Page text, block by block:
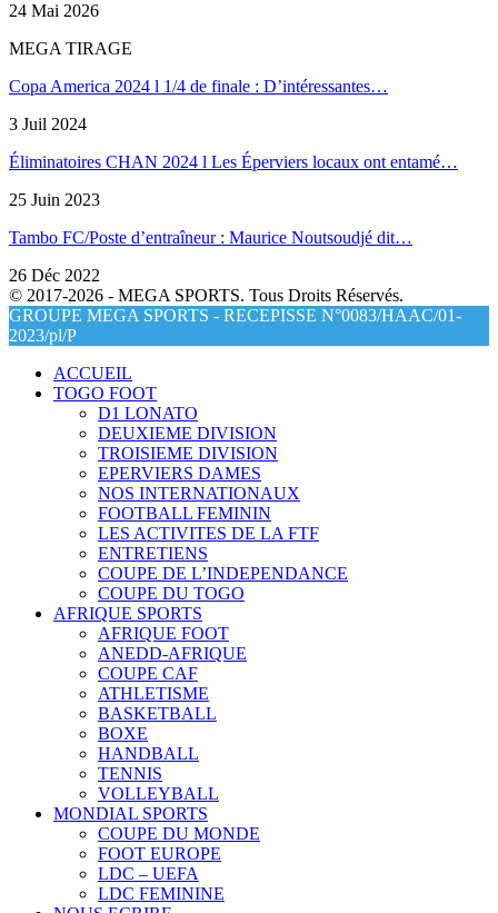
24 Mai 2026
MEGA TIRAGE
Copa America 2024 l 1/4 de finale : D’intéressantes…
3 Juil 2024
Éliminatoires CHAN 2024 l Les Éperviers locaux ont entamé…
25 Juin 2023
Tambo FC/Poste d’entraîneur : Maurice Noutsoudjé dit…
26 Déc 2022
© 2017-2026 - MEGA SPORTS. Tous Droits Réservés.
GROUPE MEGA SPORTS - RECEPISSE N°0083/HAAC/01-
2023/pl/P
ACCUEIL
TOGO FOOT
D1 LONATO
DEUXIEME DIVISION
TROISIEME DIVISION
EPERVIERS DAMES
NOS INTERNATIONAUX
FOOTBALL FEMININ
LES ACTIVITES DE LA FTF
ENTRETIENS
COUPE DE L’INDEPENDANCE
COUPE DU TOGO
AFRIQUE SPORTS
AFRIQUE FOOT
ANEDD-AFRIQUE
COUPE CAF
ATHLETISME
BASKETBALL
BOXE
HANDBALL
TENNIS
VOLLEYBALL
MONDIAL SPORTS
COUPE DU MONDE
FOOT EUROPE
LDC – UEFA
LDC FEMININE